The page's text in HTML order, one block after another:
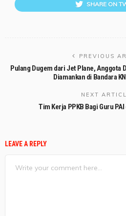
SHARE ON
PREVIOUS
Pulang Dugem dari Jet Plane, Anggota
Diamankan di Bandara
NEXT
Tim Kerja PPKB Bagi Guru
LEAVE A REPLY